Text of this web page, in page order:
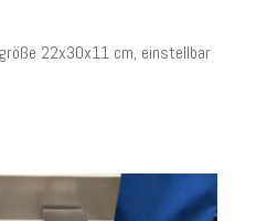
22x30x11 cm, einstellbar